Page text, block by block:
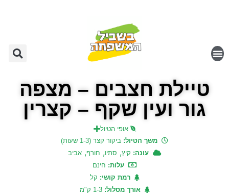
טיילת חצבים – מצפה
גור ועין שקף – קצרין
אופי הטיול
משך הטיול: ביקור קצר (1-3 שעות)
עונה: קיץ, סתיו, חורף, אביב
עלות: חינם
רמת קושי: קל
אורך מסלול:1-3 ק"מ